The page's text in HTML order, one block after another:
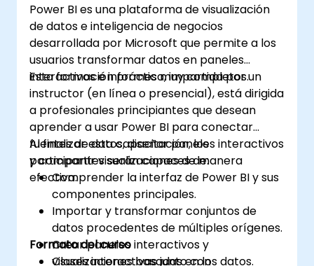
Power BI es una plataforma de visualización
de datos e inteligencia de negocios
desarrollada por Microsoft que permite a los
usuarios transformar datos en paneles
interactivos e informes muy completos.
Esta formación práctica, impartida por un
instructor (en línea o presencial), está dirigida
a profesionales principiantes que desean
aprender a usar Power BI para conectar
fuentes de datos, diseñar paneles interactivos
y compartir visualizaciones de manera
efectiva.
Al finalizar esta capacitación, los
participantes serán capaces de:
Comprender la interfaz de Power BI y sus
componentes principales.
Importar y transformar conjuntos de
datos procedentes de múltiples orígenes.
Crear paneles interactivos y
visualizaciones basadas en los datos.
Formato del curso
Clases interactivas junto con